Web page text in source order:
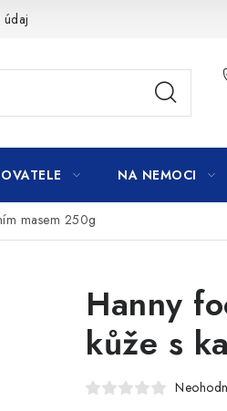
NA NEMOCI
masem 250g
Hanny
kůže s